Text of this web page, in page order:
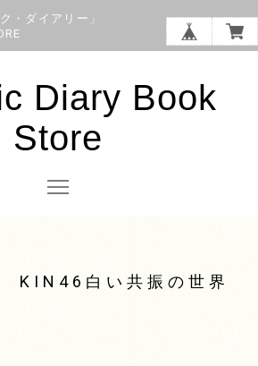
・ダイアリー」
Diary Book
Store
KIN46白い共振の世界